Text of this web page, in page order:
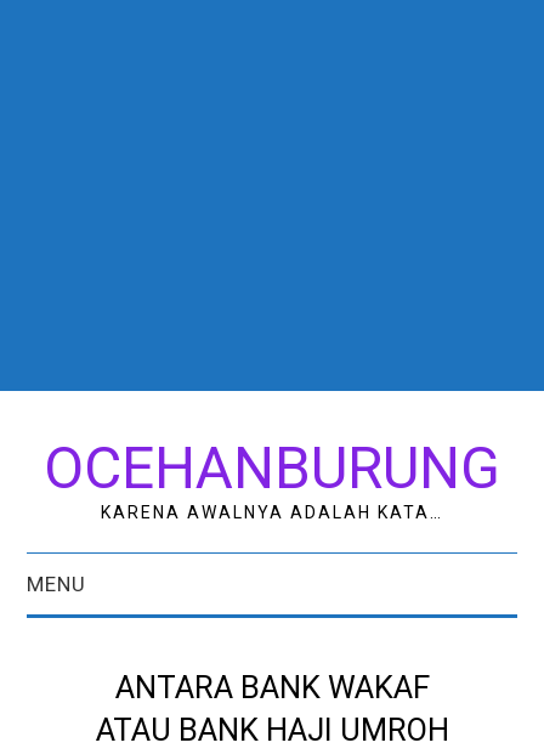
OCEHANBURUNG
KARENA AWALNYA ADALAH KATA…
MENU
ANTARA BANK WAKAF
ATAU BANK HAJI UMROH